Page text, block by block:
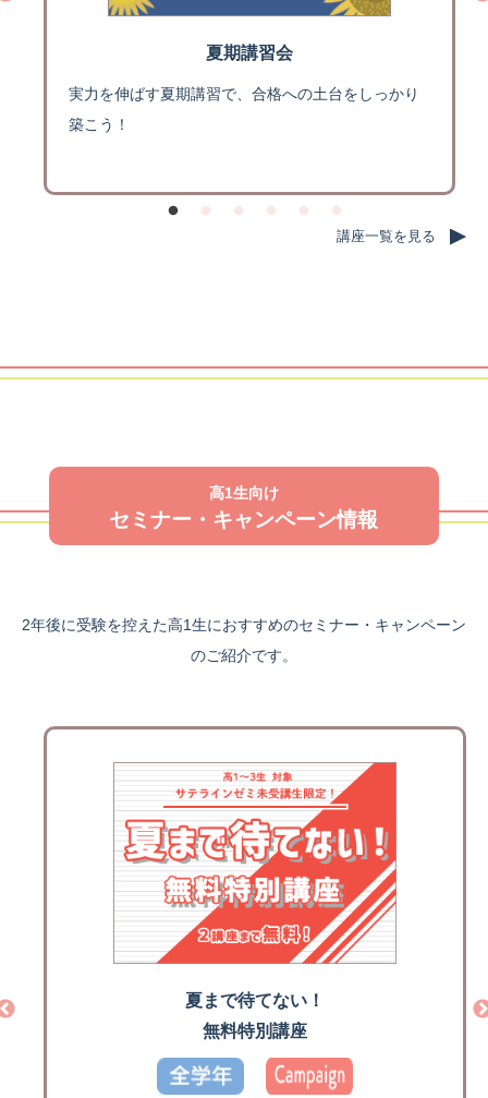
夏期講習会
実力を伸ばす夏期講習で、合格への土台をしっかり
築こう！
講座一覧を見る
高1生向け
セミナー・キャンペーン情報
2年後に受験を控えた高1生におすすめのセミナー・キャンペーン
のご紹介です。
夏まで待てない！
無料特別講座